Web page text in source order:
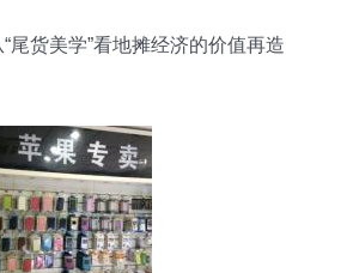
尾货美学”看地摊经济的价值再造